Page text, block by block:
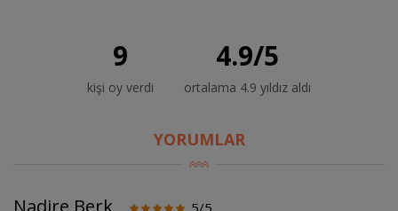
9
kişi oy verdi
4.9/5
ortalama 4.9 yıldız aldı
YORUMLAR
Nadire Berk 5/5